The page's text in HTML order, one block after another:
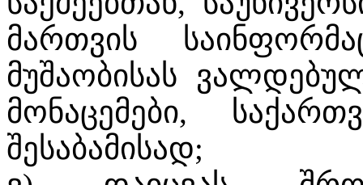
მართვის
მუშაობისას
მონაცემები,
შესაბამისად;